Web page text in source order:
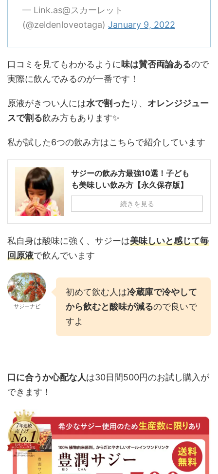
— Link.as@スカーレット
(@zeldenloveotaga) January 9, 2022
口コミを見てもわかるように味は賛否両論あるので
実際に飲んでみるのが一番です！
原液がきつい人には水で割った り、 オレンジジュー
スで割る飲み方もあります✨
私が試した6つの飲み方はこちらで紹介しています
サジーの飲み方最強10選！子ども
も美味しい飲み方【永久保存版】
続きを見る
私自身は酸味に強く、サジーは美味しいと感じて毎
回原液で飲んでいます
サジーナビ
初めて飲む人は冷蔵庫で冷やして
から飲むと酸味が減るので良いで
すよ
口に合うか心配な人は30日間500円のお試し購入が
できます！